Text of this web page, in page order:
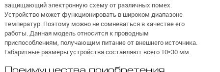
защищающий электронную схему от различных помех.
Устройство может функционировать в широком диапазоне
температур. Поэтому можно не сомневаться в качестве его
работы. Данная модель относится к проводным
приспособлениям, получающим питание от внешнего источника.
Габаритные размеры устройства составляют всего 10*30 мм.